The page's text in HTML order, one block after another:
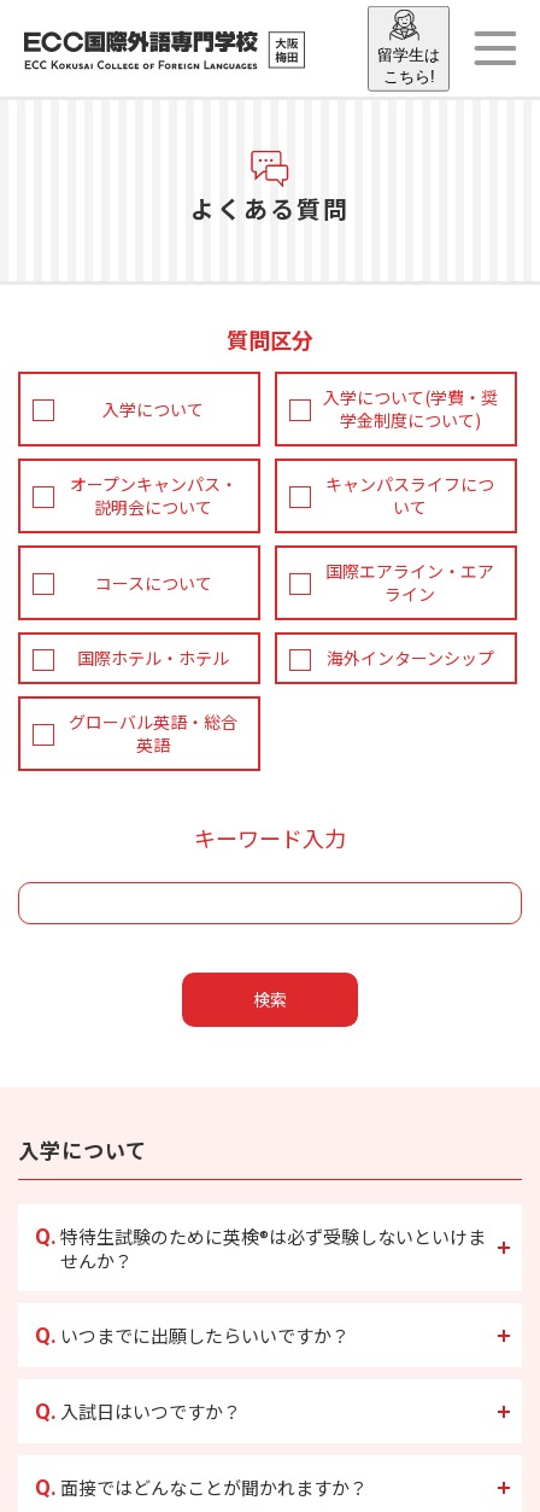
留学生は
こちら!
よくある質問
質問区分
入学について
入学について(学費・奨
学金制度について)
オープンキャンパス・
説明会について
キャンパスライフにつ
いて
コースについて
国際エアライン・エア
ライン
国際ホテル・ホテル 海外インターンシップ
グローバル英語・総合
英語
キーワード入力
検索
入学について
Q.特待生試験のために英検®は必ず受験しないといけま
せんか？
Q. いつまでに出願したらいいですか？
Q. 入試日はいつですか？
Q.面接ではどんなことが聞かれますか？